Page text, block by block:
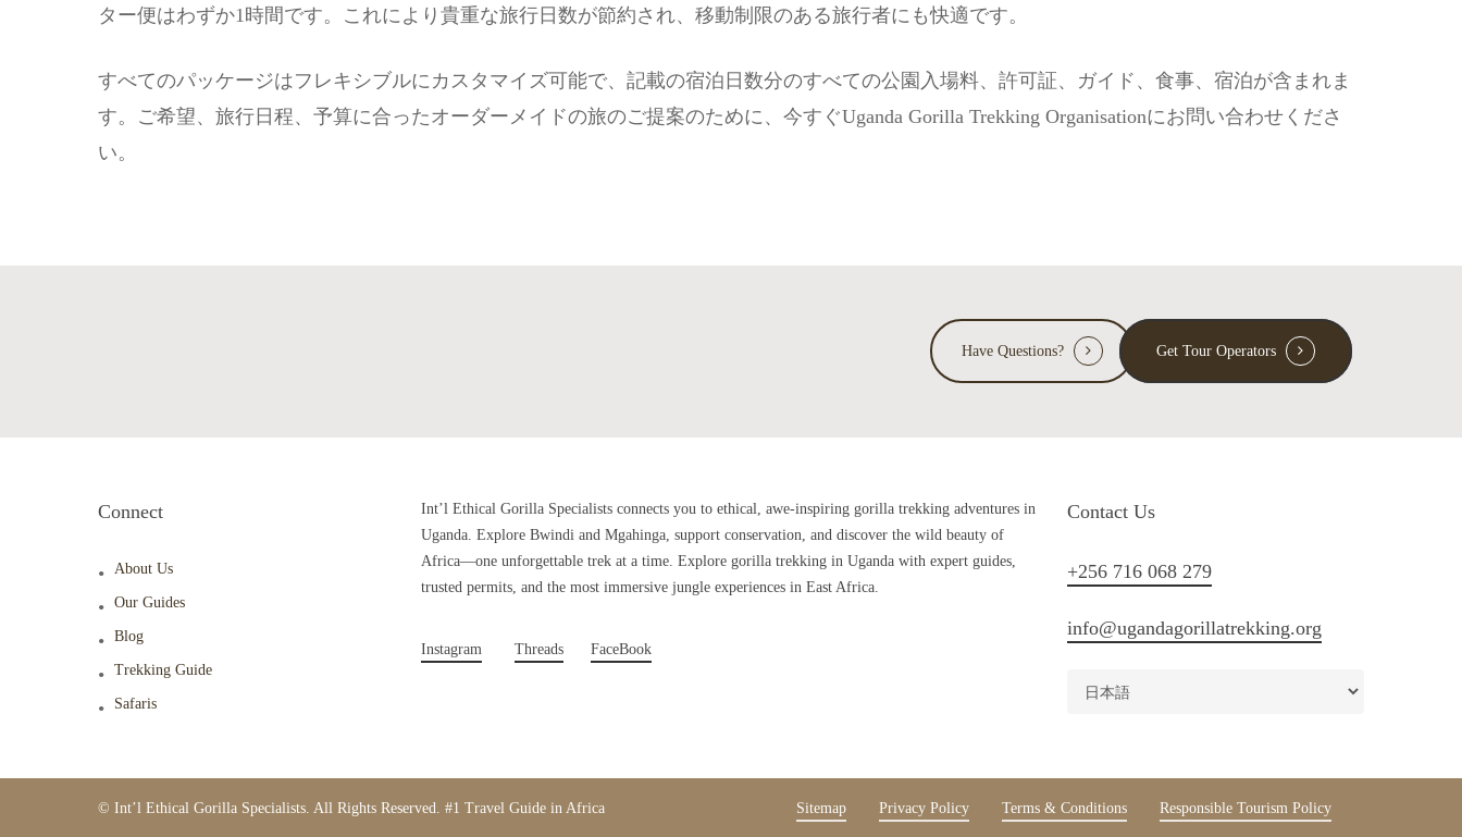
ター便はわずか1時間です。これにより貴重な旅行日数が節約され、移動制限のある旅行者にも快適です。
すべてのパッケージはフレキシブルにカスタマイズ可能で、記載の宿泊日数分のすべての公園入場料、許可証、ガイド、食事、宿泊が含まれま
す。ご希望、旅行日程、予算に合ったオーダーメイドの旅のご提案のために、今すぐUganda Gorilla Trekking Organisationにお問い合わせくださ
い。
Have Questions? Get Tour Operators
Connect
About Us
Our Guides
Blog
Trekking Guide
Safaris
Int’l Ethical Gorilla Specialists connects you to ethical, awe-inspiring gorilla trekking adventures in
Uganda. Explore Bwindi and Mgahinga, support conservation, and discover the wild beauty of
Africa—one unforgettable trek at a time. Explore gorilla trekking in Uganda with expert guides,
trusted permits, and the most immersive jungle experiences in East Africa.
Instagram Threads FaceBook
Contact Us
+256 716 068 279
info@ugandagorillatrekking.org
© Int’l Ethical Gorilla Specialists. All Rights Reserved. #1 Travel Guide in Africa Sitemap Privacy Policy Terms & Conditions Responsible Tourism Policy